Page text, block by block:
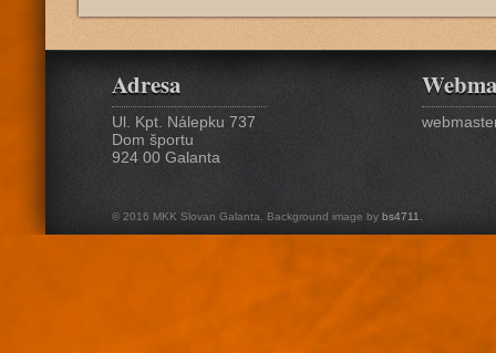
Adresa
Ul. Kpt. Nálepku 737
Dom športu
924 00 Galanta
© 2016 MKK Slovan Galanta. Background image by bs4711